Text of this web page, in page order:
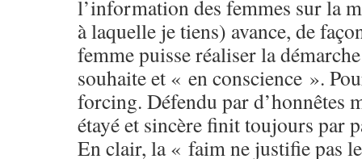
l’information des femmes sur la
à laquelle je tiens) avance, de
femme puisse réaliser la
souhaite et « en conscience ».
forcing. Défendu par d’honnêtes
étayé et sincère finit toujours par
En clair, la « faim ne justifie pas